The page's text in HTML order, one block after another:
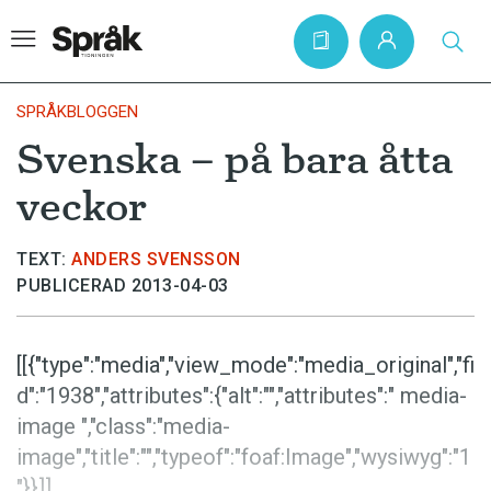
Hem
Artiklar
Krönikor
Språkfrågor
Bokrecensioner
Kviss
Podden
SPRÅKBLOGGEN
Svenska – på bara åtta
veckor
TEXT: ANDERS SVENSSON
PUBLICERAD 2013-04-03
[[{"type":"media","view_mode":"media_original","fi
d":"1938","attributes":{"alt":"","attributes":" media-
image ","class":"media-
image","title":"","typeof":"foaf:Image","wysiwyg":"1